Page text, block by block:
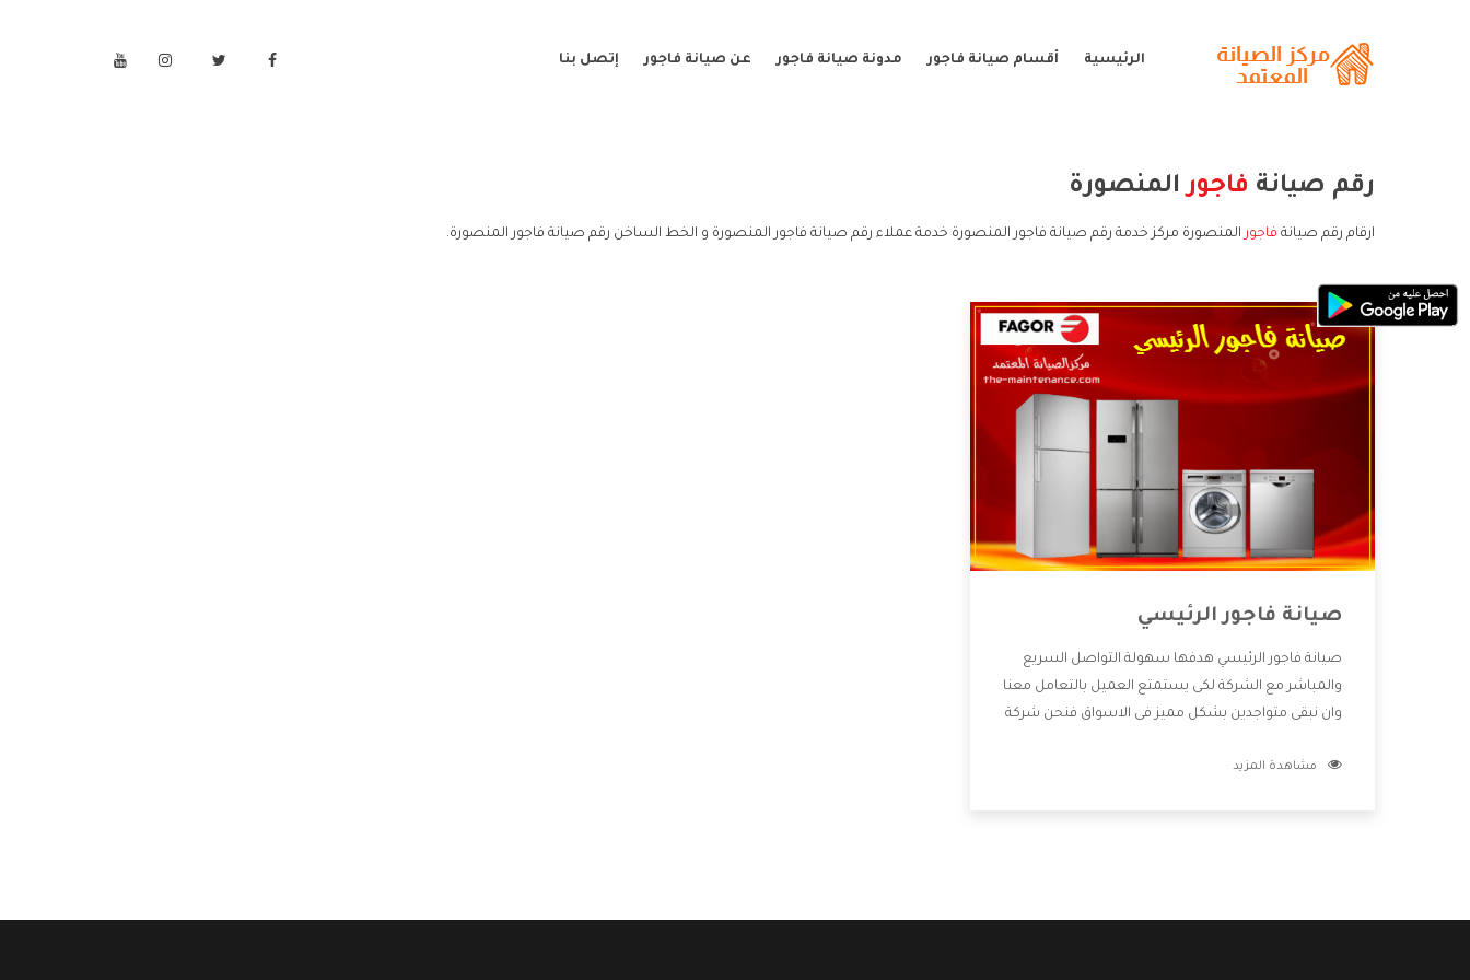
الرئيسية أقسام صيانة فاجور مدونة صيانة فاجور عن صيانة فاجور إتصل بنا
رقم صيانة فاجورالمنصورة
ارقام رقم صيانة فاجور المنصورة مركز خدمة رقم صيانة فاجور المنصورة خدمة عملاء رقم صيانة فاجور المنصورة و الخط الساخن رقم صيانة فاجور المنصورة.
صيانة فاجور الرئيسي
صيانة فاجور الرئيسي هدفها سهولة التواصل السريع
والمباشر مع الشركة لكى يستمتع العميل بالتعامل معنا
وان نبقى متواجدين بشكل مميز فى الاسواق فنحن شركة
بالخدمات التى تنفرد الشركة بها والتى تكون منها خدمة
مشاهدة المزيد